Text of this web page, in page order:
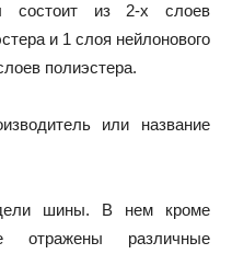
состоит из 2-х слоев
и 1 слоя нейлонового
полиэстера.
или название
шины. В нем кроме
отражены различные